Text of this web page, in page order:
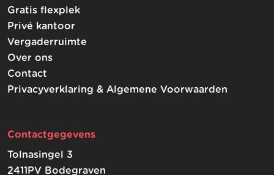
Gratis flexplek
Privé kantoor
Vergaderruimte
Over ons
Contact
Privacyverklaring & Algemene Voorwaarden
Contactgegevens
Tolnasingel 3
2411PV Bodegraven